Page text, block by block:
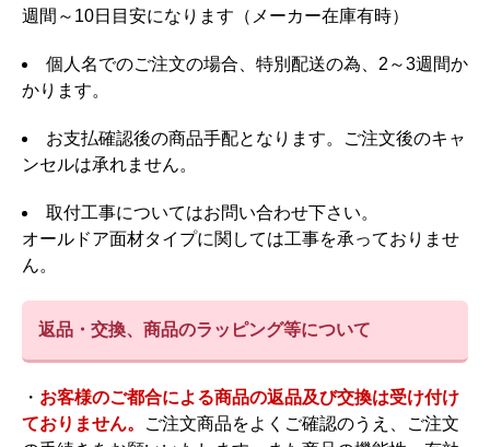
週間～10日目安になります（メーカー在庫有時）
個人名でのご注文の場合、特別配送の為、2～3週間か
かります。
お支払確認後の商品手配となります。ご注文後のキャ
ンセルは承れません。
取付工事についてはお問い合わせ下さい。
オールドア面材タイプに関しては工事を承っておりませ
ん。
返品・交換、商品のラッピング等について
・ お客様のご都合による商品の返品及び交換は受け付け
ておりません。
ご注文商品をよくご確認のうえ、ご注文